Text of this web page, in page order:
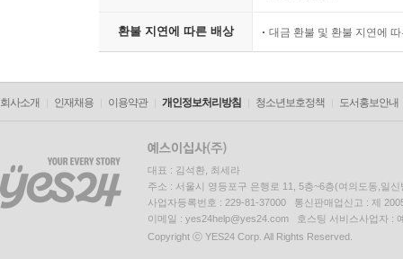
환불 지연에 따른 배상 대금 환불 및 환불 지연에
회사소개 인재채용 이용약관 개인정보처리방침 청소년보호정책 도서홍보안내
대표 : 김석환, 최세라
주소 : 서울시 영등포구 은행로 11, 5층~6층(여의도동,일신
사업자등록번호 : 229-81-37000 통신판매업신고 : 제
이메일 : yes24help@yes24.com 호스팅 서비스사업자 :
Copyright ⓒ YES24 Corp. All Rights Reserved.